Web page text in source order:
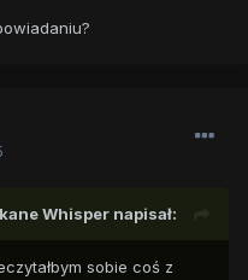
Whisper napisał:
sobie coś z